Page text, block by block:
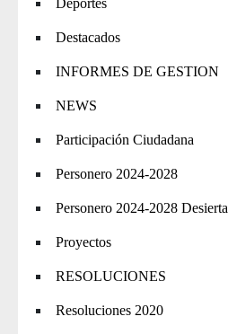
Deportes
Destacados
INFORMES DE GESTION
NEWS
Participación Ciudadana
Personero 2024-2028
Personero 2024-2028 Desierta
Proyectos
RESOLUCIONES
Resoluciones 2020